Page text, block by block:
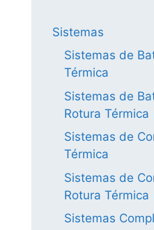
Sistemas
Sistemas de
Térmica
Sistemas de
Rotura Térmica
Sistemas de
Térmica
Sistemas de
Rotura Térmica
Sistemas